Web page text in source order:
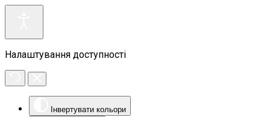
Налаштування доступності
Інвертувати кольори